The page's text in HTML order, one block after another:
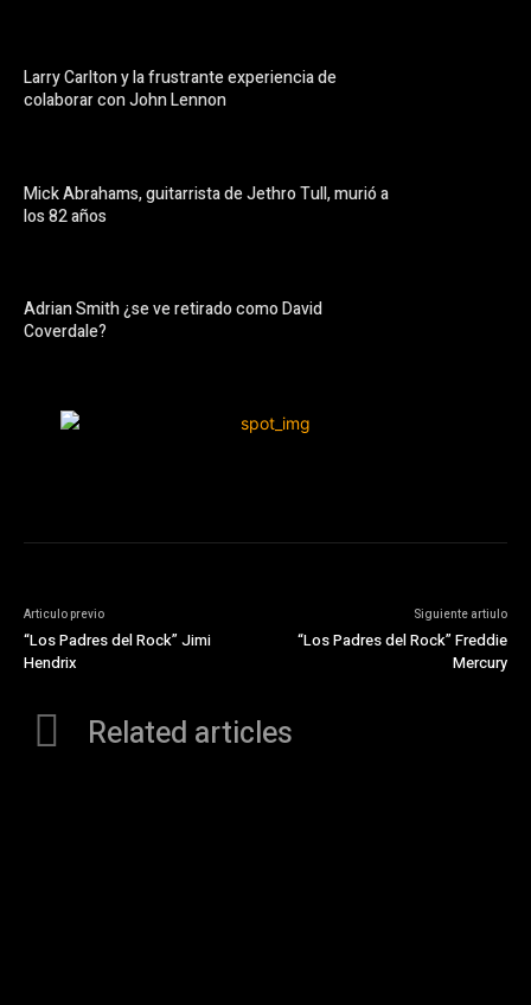
Larry Carlton y la frustrante experiencia de
colaborar con John Lennon
Mick Abrahams, guitarrista de Jethro Tull, murió a
los 82 años
Adrian Smith ¿se ve retirado como David
Coverdale?
Articulo previo
“Los Padres del Rock” Jimi
Hendrix
Siguiente artiulo
“Los Padres del Rock” Freddie
Mercury
Related articles